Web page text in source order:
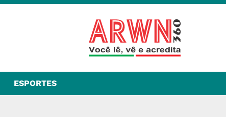
ESPORTES